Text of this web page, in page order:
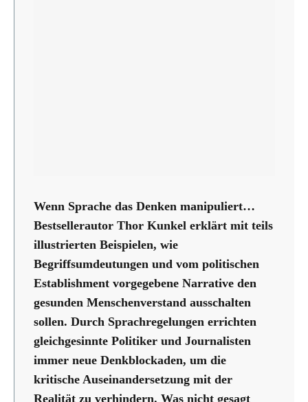
Wenn Sprache das Denken manipuliert…
Bestsellerautor Thor Kunkel erklärt mit teils
illustrierten Beispielen, wie
Begriffsumdeutungen und vom politischen
Establishment vorgegebene Narrative den
gesunden Menschenverstand ausschalten
sollen. Durch Sprachregelungen errichten
gleichgesinnte Politiker und Journalisten
immer neue Denkblockaden, um die
kritische Auseinandersetzung mit der
Realität zu verhindern. Was nicht gesagt